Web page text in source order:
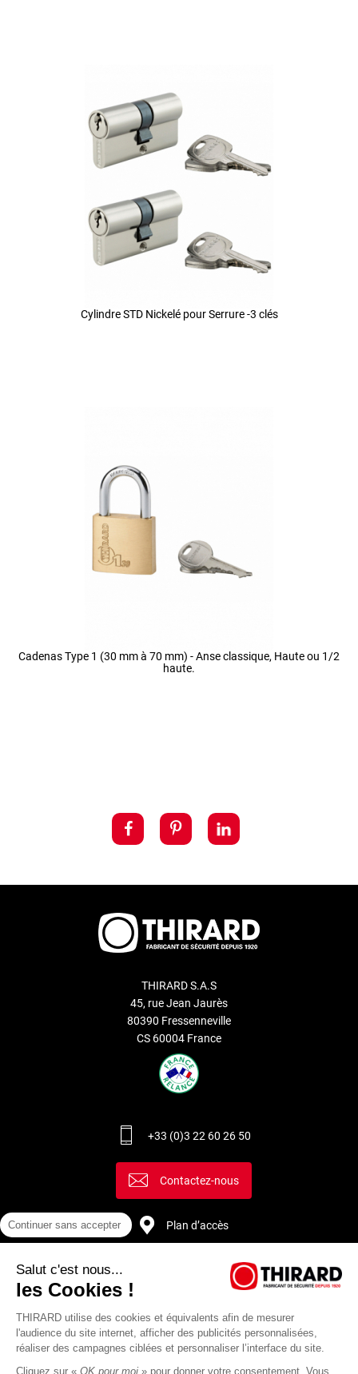
Cylindre STD Nickelé pour Serrure -3 clés
Cadenas Type 1 (30 mm à 70 mm) - Anse classique, Haute ou 1/2
haute.
THIRARD S.A.S
45, rue Jean Jaurès
80390 Fressenneville
CS 60004 France
+33 (0)3 22 60 26 50
Contactez-nous
Plan d’accès
Continuer sans accepter
Salut c'est nous...
les Cookies !
THIRARD utilise des cookies et équivalents afin de mesurer
l'audience du site internet, afficher des publicités personnalisées,
réaliser des campagnes ciblées et personnaliser l’interface du site.
Cliquez sur « OK pour moi » pour donner votre consentement. Vous